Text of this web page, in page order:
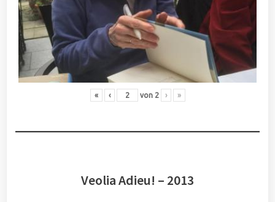
« ‹ von 2 › »
Veolia Adieu! – 2013